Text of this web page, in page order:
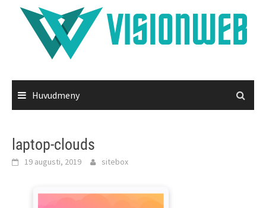
Hoppa
Huvudmeny
laptop-clouds
19 augusti, 2019 sitebox